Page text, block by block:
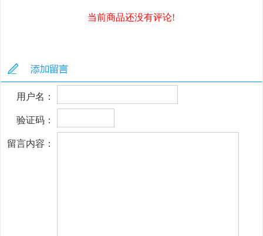
当前商品还没有评论!
用户名：
验证码：
留言内容：